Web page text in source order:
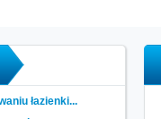
łazienki...